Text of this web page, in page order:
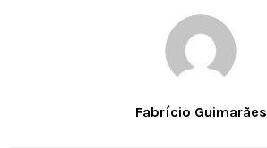
Fabrício Guimarães